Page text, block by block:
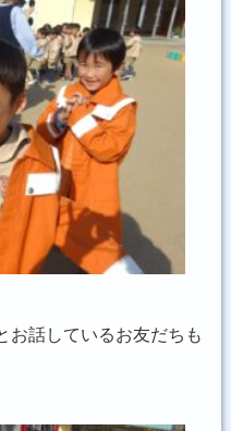
お話しているお友だちも